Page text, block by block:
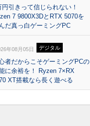
円引きって信じられない！
7 9800X3DとRTX 5070を
だ真っ白ゲーミングPC
年08月05日 デジタル
者だからこそゲーミングPCの
に余裕を！ Ryzen 7×RX
XT搭載なら長く遊べる